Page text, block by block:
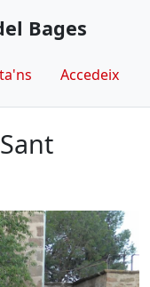
Bages
Accedeix